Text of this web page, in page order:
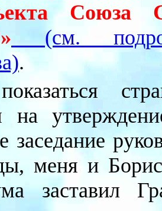
Союза
(см.
.
на
заседание
меня и
заставил